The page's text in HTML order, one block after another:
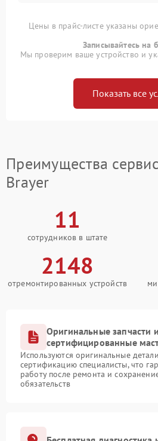
Цены в прайс-листе указаны
Записывайтесь на
Мы проверим ваше устройство и
Показать все
Преимущества
Brayer
11
сотрудников в штате
2148
отремонтированных устройств
Оригинальные запчасти и
сертифицированные
Используются оригинальные
сертификацию специалисты, что
работу после ремонта и
обязательств